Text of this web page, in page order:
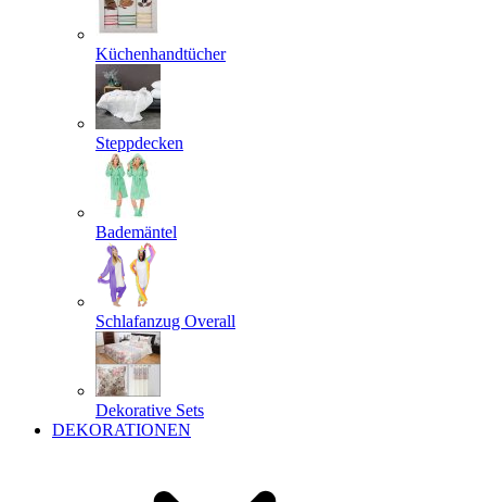
Küchenhandtücher
Steppdecken
Bademäntel
Schlafanzug Overall
Dekorative Sets
DEKORATIONEN